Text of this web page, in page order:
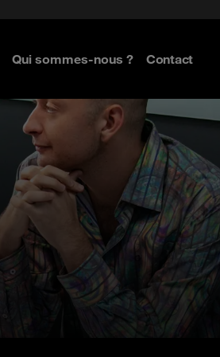
Qui sommes-nous ? Contact